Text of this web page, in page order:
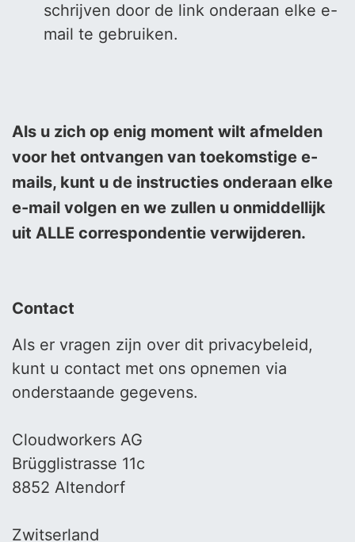
schrijven door de link onderaan elke e-
mail te gebruiken.
Als u zich op enig moment wilt afmelden
voor het ontvangen van toekomstige e-
mails, kunt u de instructies onderaan elke
e-mail volgen en we zullen u onmiddellijk
uit ALLE correspondentie verwijderen.
Contact
Als er vragen zijn over dit privacybeleid,
kunt u contact met ons opnemen via
onderstaande gegevens.
Cloudworkers AG
Brügglistrasse 11c
8852 Altendorf
Zwitserland